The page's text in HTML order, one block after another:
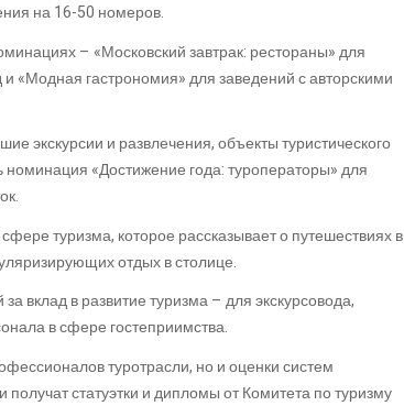
на 16-50 номеров.
– «Московский завтрак: рестораны» для
«Модная гастрономия» для заведений с авторскими
экскурсии и развлечения, объекты туристического
«Достижение года: туроператоры» для
туризма, которое рассказывает о путешествиях в
отдых в столице.
вклад в развитие туризма – для экскурсовода,
в сфере гостеприимства.
туротрасли, но и оценки систем
статуэтки и дипломы от Комитета по туризму